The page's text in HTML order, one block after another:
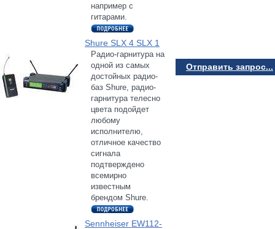
например с
гитарами.
Shure SLX 4 SLX 1
Радио-гарнитура на
одной из самых
достойных радио-
баз Shure, радио-
гарнитура телесно
цвета подойдет
любому
исполнителю,
отличное качество
сигнала
подтверждено
всемирно
известным
брендом Shure.
Отправить запрос...
Sennheiser EW112-